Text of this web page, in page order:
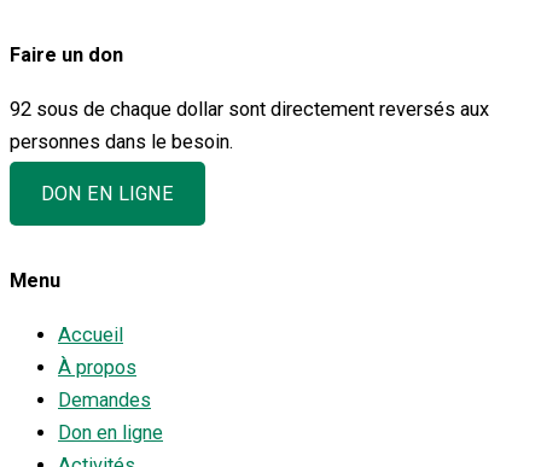
Faire un don
92 sous de chaque dollar sont directement reversés aux
personnes dans le besoin.
DON EN LIGNE
Menu
Accueil
À propos
Demandes
Don en ligne